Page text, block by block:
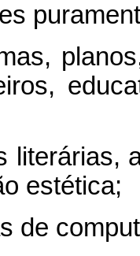
literárias,
estética;
de